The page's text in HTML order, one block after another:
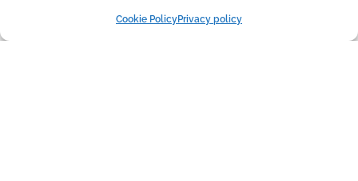
Cookie PolicyPrivacy policy
organised initiatives